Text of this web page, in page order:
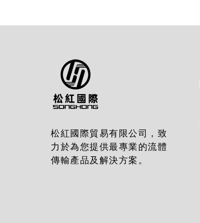
松紅國際貿易有限公司，致
力於為您提供最專業的流體
傳輸產品及解決方案。